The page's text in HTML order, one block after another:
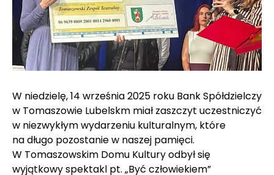
W niedzielę, 14 września 2025 roku Bank Spółdzielczy
w Tomaszowie Lubelskm miał zaszczyt uczestniczyć
w niezwykłym wydarzeniu kulturalnym, które
na długo pozostanie w naszej pamięci.
W Tomaszowskim Domu Kultury odbył się
wyjątkowy spektakl pt. „Być człowiekiem”